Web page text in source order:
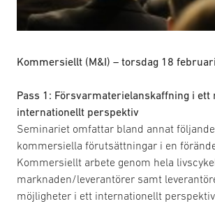
Kommersiellt (M&I) – torsdag 18
Pass 1: Försvarmaterielanskaffning i ett
internationellt perspektiv
Seminariet omfattar bland annat
kommersiella förutsättningar i en
Kommersiellt arbete genom hela
marknaden/leverantörer samt
möjligheter i ett internationellt perspektiv